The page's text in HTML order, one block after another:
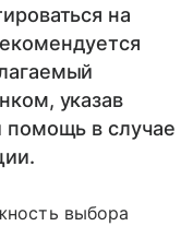
на
указав
помощь в случае
выбора